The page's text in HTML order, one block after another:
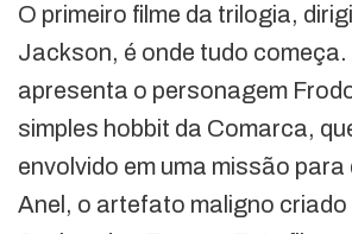
O primeiro filme da trilogia,
Jackson, é onde tudo começa.
apresenta o personagem
simples hobbit da Comarca,
envolvido em uma missão
Anel, o artefato maligno criado